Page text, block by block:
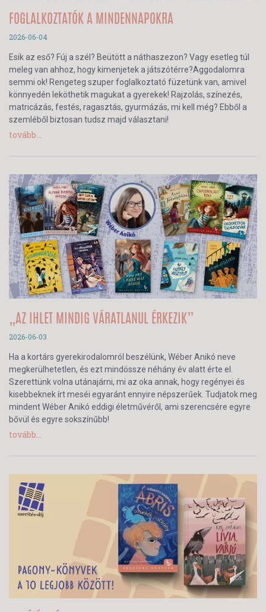
FOGLALKOZTATÓK A MINDENNAPOKRA
2026-06-04
Esik az eső? Fúj a szél? Beütött a náthaszezon? Vagy esetleg túl
meleg van ahhoz, hogy kimenjetek a játszótérre?Aggodalomra
semmi ok! Rengeteg szuper foglalkoztató füzetünk van, amivel
könnyedén leköthetik magukat a gyerekek! Rajzolás, színezés,
matricázás, festés, ragasztás, gyurmázás, mi kell még? Ebből a
szemléből biztosan tudsz majd választani!
tovább...
„AZ IHLET MINDIG VÁRATLANUL ÉRKEZIK”
2026-06-03
Ha a kortárs gyerekirodalomról beszélünk, Wéber Anikó neve
megkerülhetetlen, és ezt mindössze néhány év alatt érte el.
Szerettünk volna utánajárni, mi az oka annak, hogy regényei és
kisebbeknek írt meséi egyaránt ennyire népszerűek. Tudjatok meg
mindent Wéber Anikó eddigi életművéről, ami szerencsére egyre
bővül és egyre sokszínűbb!
tovább...